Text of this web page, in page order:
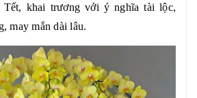
Tết, khai trương với ý nghĩatài lộc,
may mắn dài lâu.